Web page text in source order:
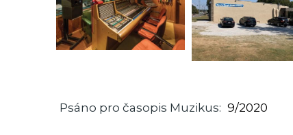
Psáno pro časopis Muzikus 9/2020